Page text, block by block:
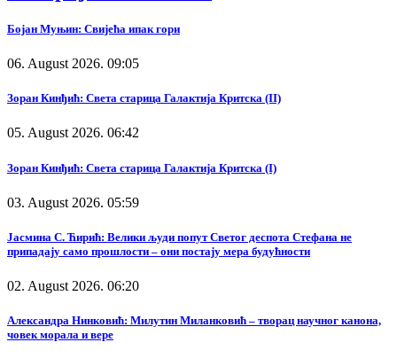
Бојан Муњин: Свијећа ипак гори
06. August 2026. 09:05
Зоран Кинђић: Света старица Галактија Критска (II)
05. August 2026. 06:42
Зоран Кинђић: Света старица Галактија Критска (I)
03. August 2026. 05:59
Јасмина С. Ћирић: Велики људи попут Светог деспота Стефана не
припадају само прошлости – они постају мера будућности
02. August 2026. 06:20
Александра Нинковић: Милутин Миланковић – творац научног канона,
човек морала и вере